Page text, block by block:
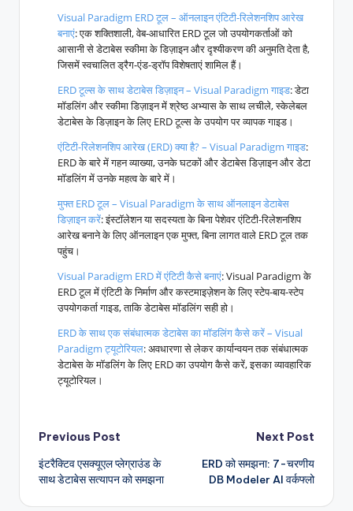
Visual Paradigm ERD टूल – ऑनलाइन एंटिटी-रिलेशनशिप आरेख
बनाएं: एक शक्तिशाली, वेब-आधारित ERD टूल जो उपयोगकर्ताओं को
आसानी से डेटाबेस स्कीमा के डिज़ाइन और दृश्यीकरण की अनुमति देता है,
जिसमें स्वचालित ड्रैग-एंड-ड्रॉप विशेषताएं शामिल हैं।
ERD टूल्स के साथ डेटाबेस डिज़ाइन – Visual Paradigm गाइड: डेटा
मॉडलिंग और स्कीमा डिज़ाइन में श्रेष्ठ अभ्यास के साथ लचीले, स्केलेबल
डेटाबेस के डिज़ाइन के लिए ERD टूल्स के उपयोग पर व्यापक गाइड।
एंटिटी-रिलेशनशिप आरेख (ERD) क्या है? – Visual Paradigm गाइड:
ERD के बारे में गहन व्याख्या, उनके घटकों और डेटाबेस डिज़ाइन और डेटा
मॉडलिंग में उनके महत्व के बारे में।
मुफ्त ERD टूल – Visual Paradigm के साथ ऑनलाइन डेटाबेस
डिज़ाइन करें: इंस्टॉलेशन या सदस्यता के बिना पेशेवर एंटिटी-रिलेशनशिप
आरेख बनाने के लिए ऑनलाइन एक मुफ्त, बिना लागत वाले ERD टूल तक
पहुंच।
Visual Paradigm ERD में एंटिटी कैसे बनाएं: Visual Paradigm के
ERD टूल में एंटिटी के निर्माण और कस्टमाइज़ेशन के लिए स्टेप-बाय-स्टेप
उपयोगकर्ता गाइड, ताकि डेटाबेस मॉडलिंग सही हो।
ERD के साथ एक संबंधात्मक डेटाबेस का मॉडलिंग कैसे करें – Visual
Paradigm ट्यूटोरियल: अवधारणा से लेकर कार्यान्वयन तक संबंधात्मक
डेटाबेस के मॉडलिंग के लिए ERD का उपयोग कैसे करें, इसका व्यावहारिक
ट्यूटोरियल।
Post
navigation
Previous Post
इंटरैक्टिव एसक्यूएल प्लेग्राउंड के
साथ डेटाबेस सत्यापन को समझना
Next Post
ERD को समझना: 7-चरणीय
DB Modeler AI वर्कफ्लो